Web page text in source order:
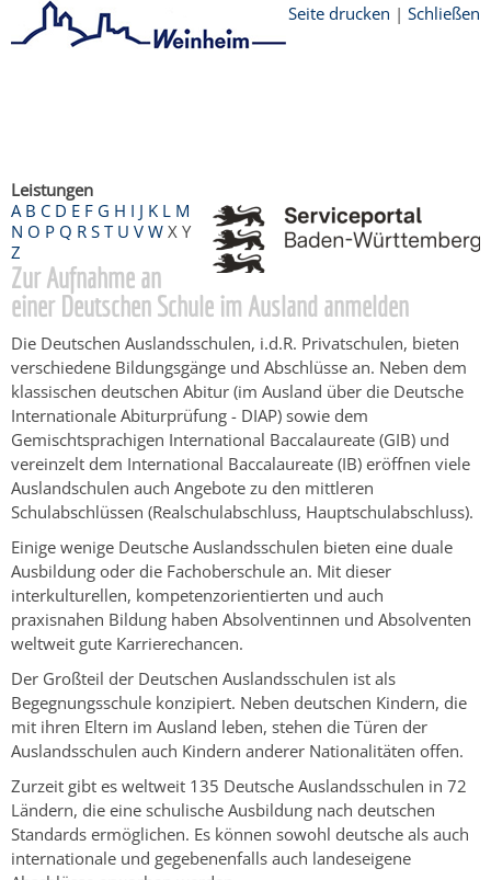
Seite drucken | Schließen
Leistungen
A B C D E F G H I J K L M
N O P Q R S T U V W X Y
Z
Zur Aufnahme an
einer Deutschen Schule im Ausland anmelden
Die Deutschen Auslandsschulen, i.d.R. Privatschulen, bieten
verschiedene Bildungsgänge und Abschlüsse an. Neben dem
klassischen deutschen Abitur (im Ausland über die Deutsche
Internationale Abiturprüfung - DIAP) sowie dem
Gemischtsprachigen International Baccalaureate (GIB) und
vereinzelt dem International Baccalaureate (IB) eröffnen viele
Auslandschulen auch Angebote zu den mittleren
Schulabschlüssen (Realschulabschluss, Hauptschulabschluss).
Einige wenige Deutsche Auslandsschulen bieten eine duale
Ausbildung oder die Fachoberschule an. Mit dieser
interkulturellen, kompetenzorientierten und auch
praxisnahen Bildung haben Absolventinnen und Absolventen
weltweit gute Karrierechancen.
Der Großteil der Deutschen Auslandsschulen ist als
Begegnungsschule konzipiert. Neben deutschen Kindern, die
mit ihren Eltern im Ausland leben, stehen die Türen der
Auslandsschulen auch Kindern anderer Nationalitäten offen.
Zurzeit gibt es weltweit 135 Deutsche Auslandsschulen in 72
Ländern, die eine schulische Ausbildung nach deutschen
Standards ermöglichen. Es können sowohl deutsche als auch
internationale und gegebenenfalls auch landeseigene